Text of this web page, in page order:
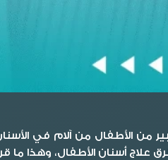
من الأطفال من آلام في
علاج أسنان الأطفال، وهذا ما